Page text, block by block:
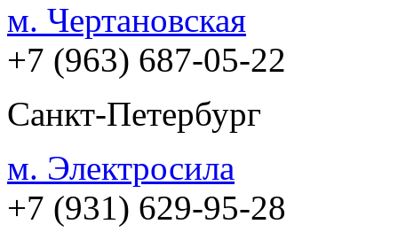
м. Чертановская
+7 (963) 687-05-22
Санкт-Петербург
м. Электросила
+7 (931) 629-95-28